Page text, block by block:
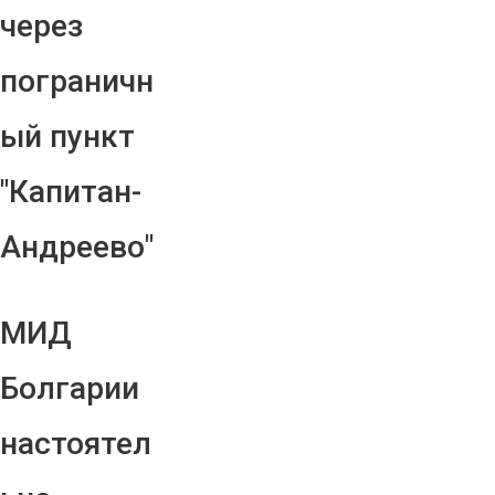
через
пограничн
ый пункт
"Капитан-
Андреево"
МИД
Болгарии
настоятел